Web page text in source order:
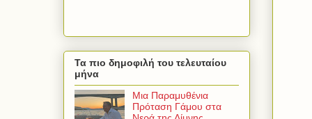
Τα πιο δημοφιλή του τελευταίου
μήνα
Μια Παραμυθένια
Πρόταση Γάμου στα